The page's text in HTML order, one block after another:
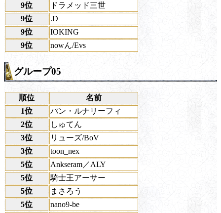
9位
ドラメッド三世
9位
.D
9位
IOKING
9位
nowん/Evs
グループ05
順位
名前
1位
パン・ルナリーフィ
2位
しゅてん
3位
リューズ/BoV
3位
toon_nex
5位
Ankseram／ALY
5位
騎士王アーサー
5位
まさろう
5位
nano9-be